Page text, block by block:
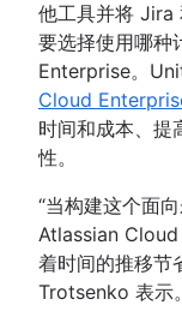
他工具并将 Jira
要选择使用哪种
Enterprise。
Cloud
时间和成本、提
性。
“当构建这个面
Atlassian Cloud
着时间的推移节
Trotsenko 表示。